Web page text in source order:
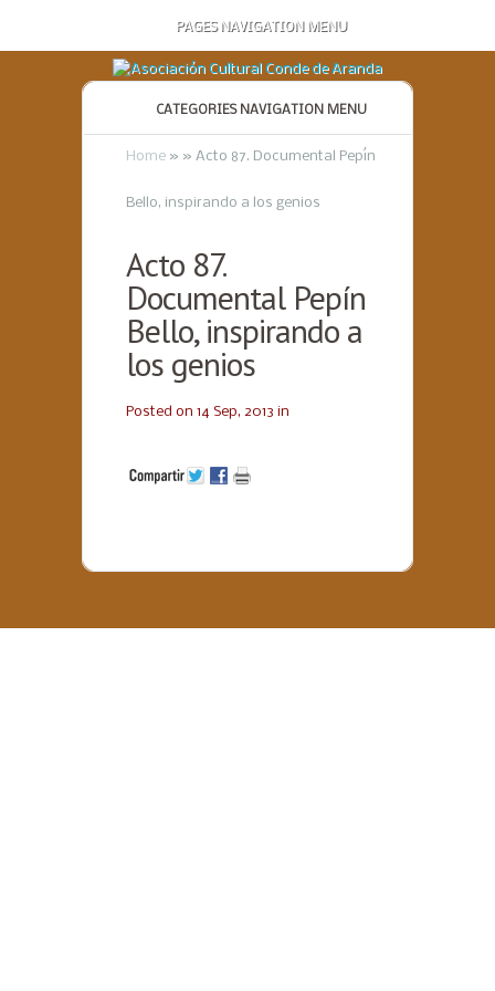
PAGES NAVIGATION MENU
CATEGORIES NAVIGATION MENU
Home » » Acto 87. Documental Pepín
Bello, inspirando a los genios
Acto 87.
Documental Pepín
Bello, inspirando a
los genios
Posted on 14 Sep, 2013 in